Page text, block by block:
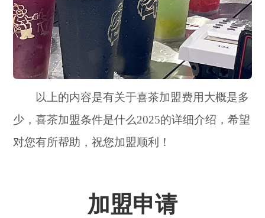
以上的内容是有关于喜茶加盟费用大概是多
少，喜茶加盟条件是什么2025的详细介绍，希望
对您有所帮助，祝您加盟顺利！
加盟申请